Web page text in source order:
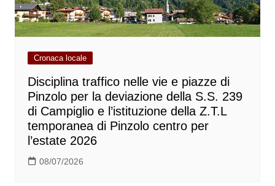
Cronaca locale
Disciplina traffico nelle vie e piazze di
Pinzolo per la deviazione della S.S. 239
di Campiglio e l’istituzione della Z.T.L
temporanea di Pinzolo centro per
l’estate 2026
08/07/2026